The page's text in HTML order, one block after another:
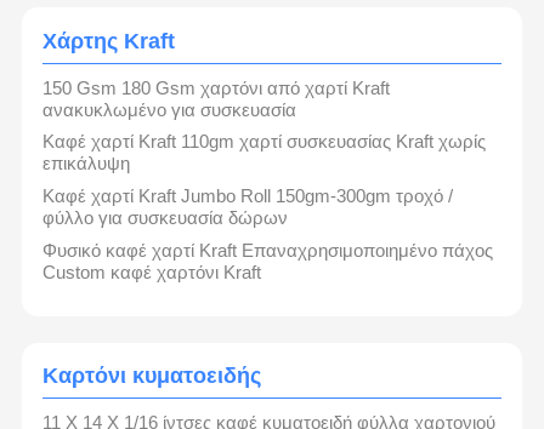
Χάρτης Kraft
150 Gsm 180 Gsm χαρτόνι από χαρτί Kraft
ανακυκλωμένο για συσκευασία
Καφέ χαρτί Kraft 110gm χαρτί συσκευασίας Kraft χωρίς
επικάλυψη
Καφέ χαρτί Kraft Jumbo Roll 150gm-300gm τροχό /
φύλλο για συσκευασία δώρων
Φυσικό καφέ χαρτί Kraft Επαναχρησιμοποιημένο πάχος
Custom καφέ χαρτόνι Kraft
Καρτόνι κυματοειδής
11 X 14 X 1/16 ίντσες καφέ κυματοειδή φύλλα χαρτονιού
στην παραγωγή μιας ευρείας γκάμας χαρτιών υψηλής ποιότητας,
συμπεριλαμβανομένου του γκρι χαρτονιού, του λευκού χαρτονιού, του
μαύρου χαρτονιού, του λευκού χαρτονιού και του χαρτιού kraft, και
δεσμευόμαστε να παρέχουμε στους πελάτες μας τις καλύτερες λύσεις